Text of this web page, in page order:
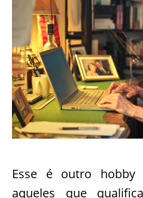
Esse é outro hobby
aqueles que